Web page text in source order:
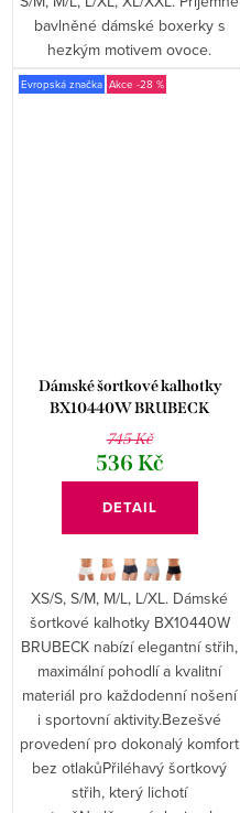
bavlněné dámské boxerky s
hezkým motivem ovoce.
Evropská značka -28 %
Dámské šortkové kalhotky
BX10440W BRUBECK
745 Kč
536 Kč
DETAIL
XS/S, S/M, M/L, L/XL. Dámské
šortkové kalhotky BX10440W
BRUBECK nabízí elegantní střih,
maximální pohodlí a kvalitní
materiál pro každodenní nošení
i sportovní aktivity.Bezešvé
provedení pro dokonalý komfort
bez otlakůPřiléhavý šortkový
střih, který lichotí